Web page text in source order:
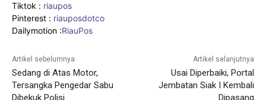
Tiktok : riaupos
Pinterest : riauposdotco
Dailymotion :RiauPos
Artikel sebelumnya
Sedang di Atas Motor,
Tersangka Pengedar Sabu
Dibekuk Polisi
Artikel selanjutnya
Usai Diperbaiki, Portal
Jembatan Siak I Kembali
Dipasang